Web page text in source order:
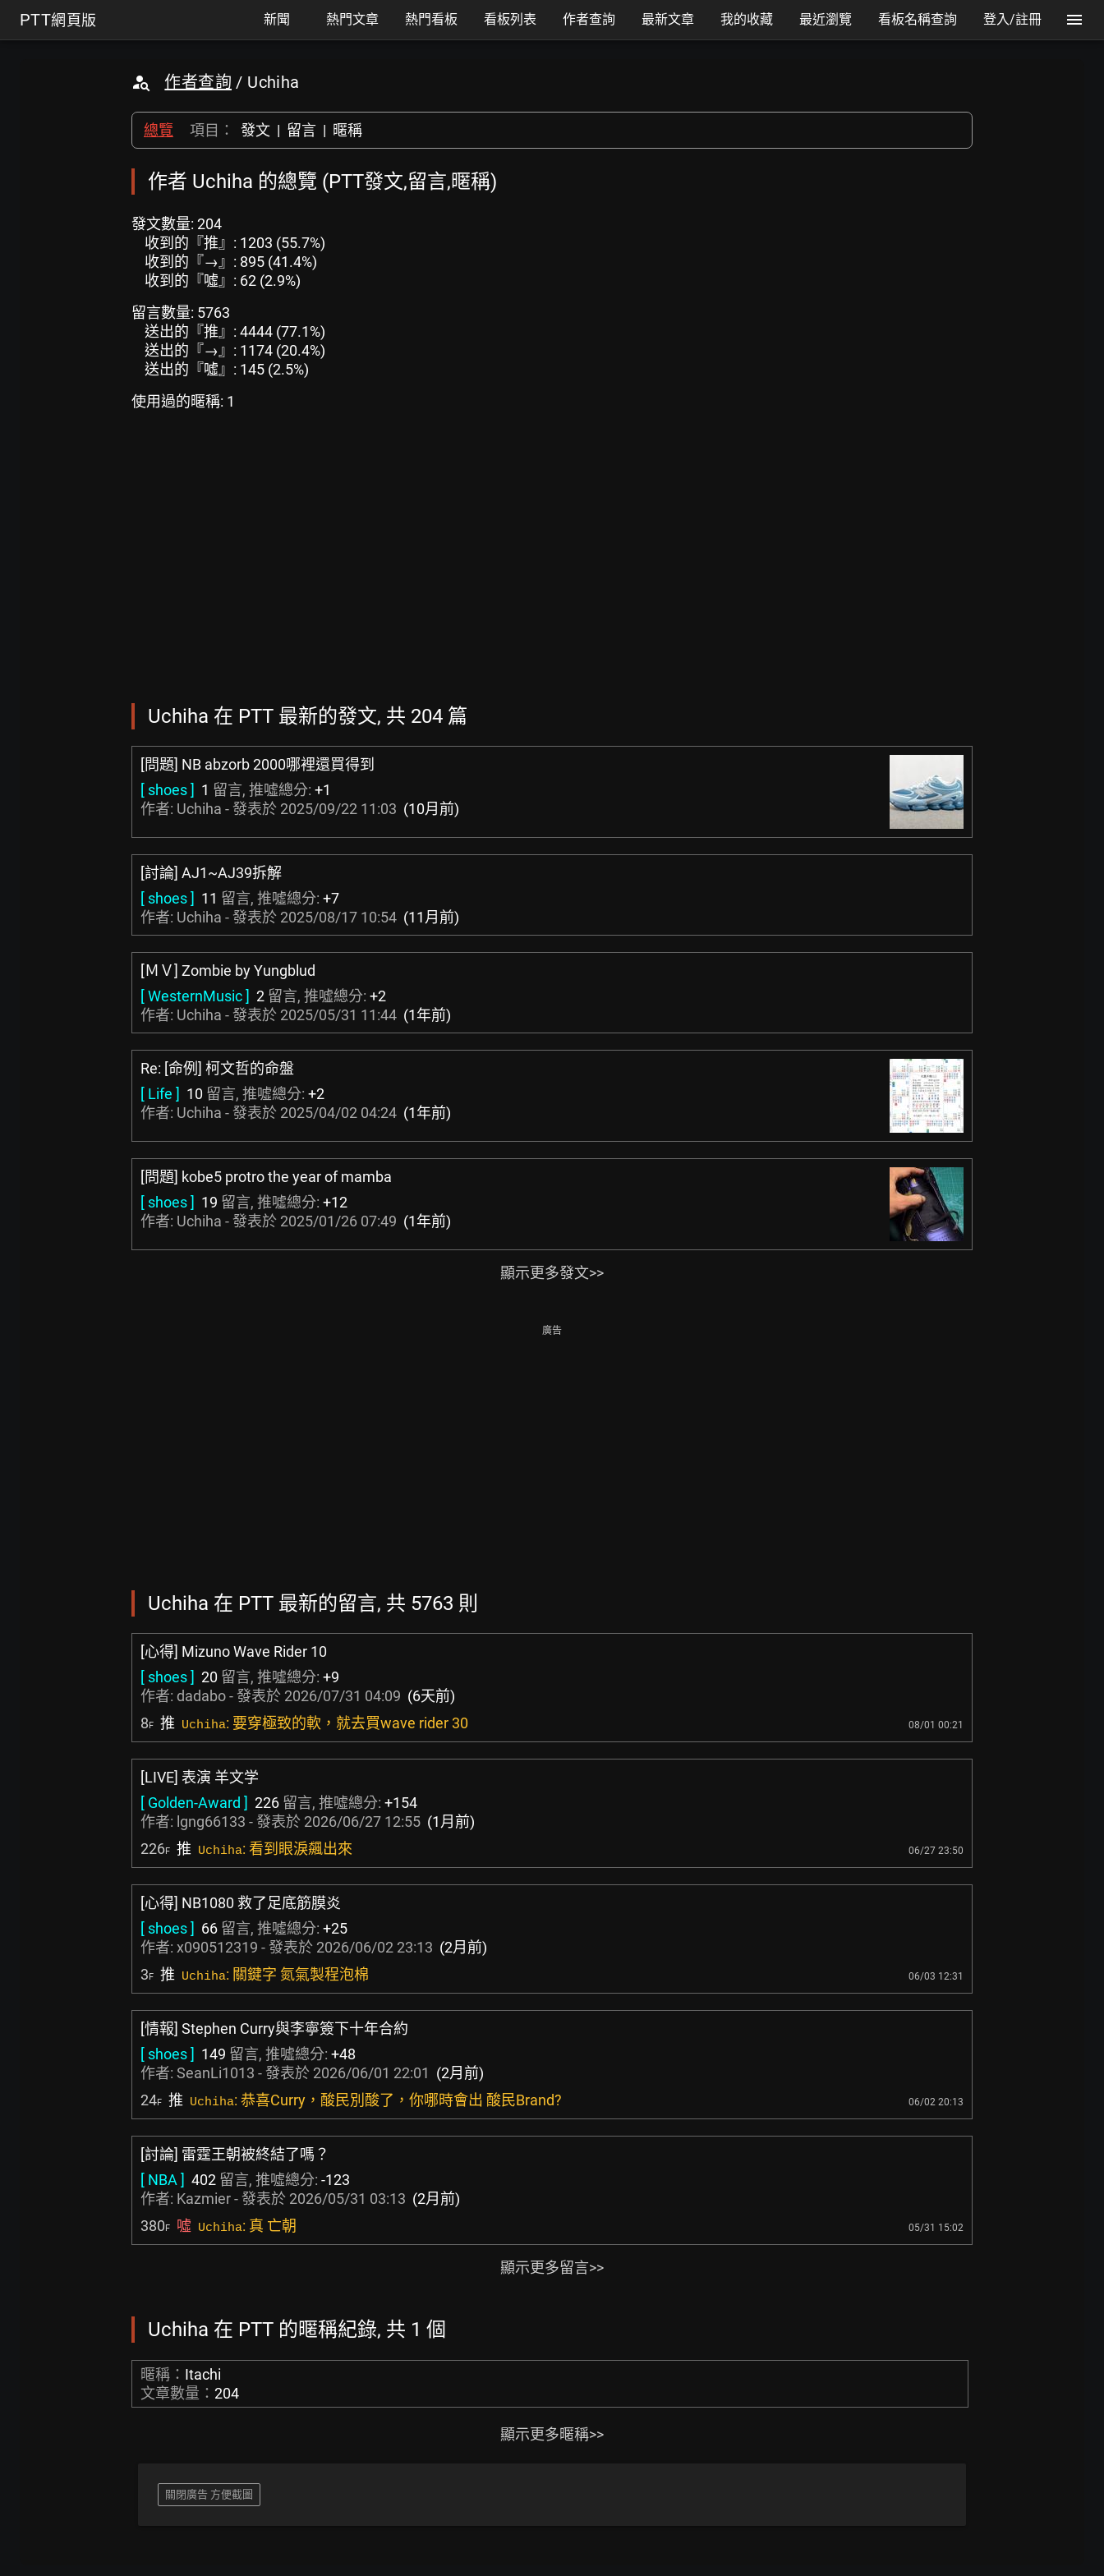
PTT網頁版 新聞 熱門文章 熱門看板 看板列表 作者查詢 最新文章 我的收藏 最近瀏覽 看板名稱查詢 登入/註冊
作者查詢 / Uchiha
總覽 項目： 發文 | 留言 | 暱稱
作者 Uchiha 的總覽 (PTT發文,留言,暱稱)
發文數量: 204
收到的『推』: 1203 (55.7%)
收到的『→』: 895 (41.4%)
收到的『噓』: 62 (2.9%)
留言數量: 5763
送出的『推』: 4444 (77.1%)
送出的『→』: 1174 (20.4%)
送出的『噓』: 145 (2.5%)
使用過的暱稱: 1
Uchiha 在 PTT 最新的發文, 共 204 篇
[問題] NB abzorb 2000哪裡還買得到
[ shoes ] 1 留言, 推噓總分: +1
作者: Uchiha - 發表於 2025/09/22 11:03 (10月前)
[討論] AJ1~AJ39拆解
[ shoes ] 11 留言, 推噓總分: +7
作者: Uchiha - 發表於 2025/08/17 10:54 (11月前)
[ＭＶ] Zombie by Yungblud
[ WesternMusic ] 2 留言, 推噓總分: +2
作者: Uchiha - 發表於 2025/05/31 11:44 (1年前)
Re: [命例] 柯文哲的命盤
[ Life ] 10 留言, 推噓總分: +2
作者: Uchiha - 發表於 2025/04/02 04:24 (1年前)
[問題] kobe5 protro the year of mamba
[ shoes ] 19 留言, 推噓總分: +12
作者: Uchiha - 發表於 2025/01/26 07:49 (1年前)
顯示更多發文>>
廣告
Uchiha 在 PTT 最新的留言, 共 5763 則
[心得] Mizuno Wave Rider 10
[ shoes ] 20 留言, 推噓總分: +9
作者: dadabo- 發表於 2026/07/31 04:09 (6天前)
8F 推 Uchiha: 要穿極致的軟，就去買wave rider 30 08/01 00:21
[LIVE] 表演 羊文学
[ Golden-Award ] 226 留言, 推噓總分: +154
作者: lgng66133 - 發表於 2026/06/27 12:55 (1月前)
226F 推 Uchiha: 看到眼淚飆出來 06/27 23:50
[心得] NB1080 救了足底筋膜炎
[ shoes ] 66 留言, 推噓總分: +25
作者: x090512319 - 發表於 2026/06/02 23:13 (2月前)
3F 推 Uchiha: 關鍵字 氮氣製程泡棉 06/03 12:31
[情報] Stephen Curry與李寧簽下十年合約
[ shoes ] 149 留言, 推噓總分: +48
作者: SeanLi1013 - 發表於 2026/06/01 22:01 (2月前)
24F 推 Uchiha: 恭喜Curry，酸民別酸了，你哪時會出 酸民Brand? 06/02 20:13
[討論] 雷霆王朝被終結了嗎？
[ NBA ] 402 留言, 推噓總分: -123
作者: Kazmier- 發表於 2026/05/31 03:13 (2月前)
380F 噓 Uchiha: 真 亡朝 05/31 15:02
顯示更多留言>>
Uchiha 在 PTT 的暱稱紀錄, 共 1 個
暱稱： Itachi
文章數量： 204
顯示更多暱稱>>
關閉廣告 方便截圖